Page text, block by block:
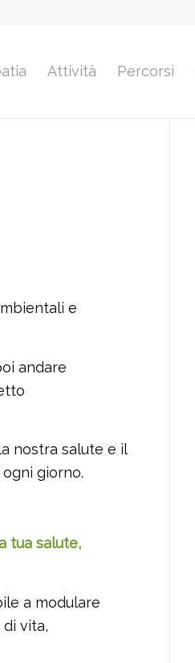
Attività Percorsi
e
andare
nostra salute e il
giorno.
tua salute,
a modulare
vita,